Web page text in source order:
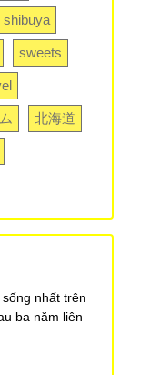
shibuya
sweets
北海道
nhất trên
ba năm liên